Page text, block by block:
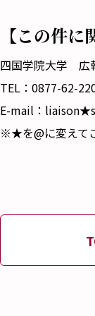
【この件
四国学院大学 広
TEL：0877-62-
E-mail：
※★を@に変えて